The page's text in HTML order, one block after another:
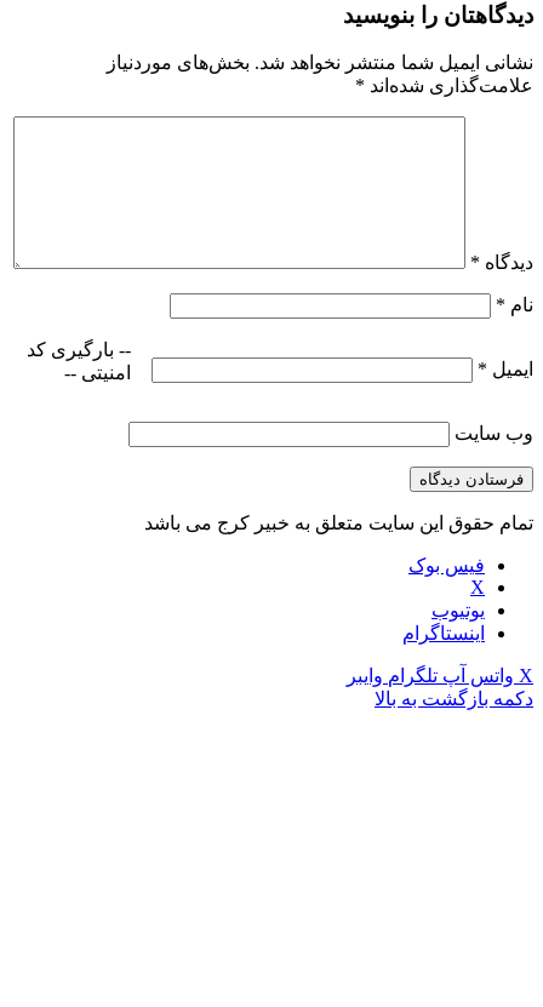
دیدگاهتان را بنویسید
نشانی ایمیل شما منتشر نخواهد شد. بخش‌های موردنیاز
علامت‌گذاری شده‌اند *
دیدگاه *
نام *
ایمیل *
وب‌ سایت
-- بارگیری کد
امنیتی --
تمام حقوق این سایت متعلق به خبیر کرج می باشد
فیس بوک
X
یوتیوب
اینستاگرام
X واتس آپ تلگرام وایبر
دکمه بازگشت به بالا